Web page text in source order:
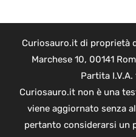
Curiosauro.it di proprietà
Marchese 10, 00141
Partita I.V.A.
Curiosauro.it non è una
viene aggiornato senza
pertanto considerarsi un